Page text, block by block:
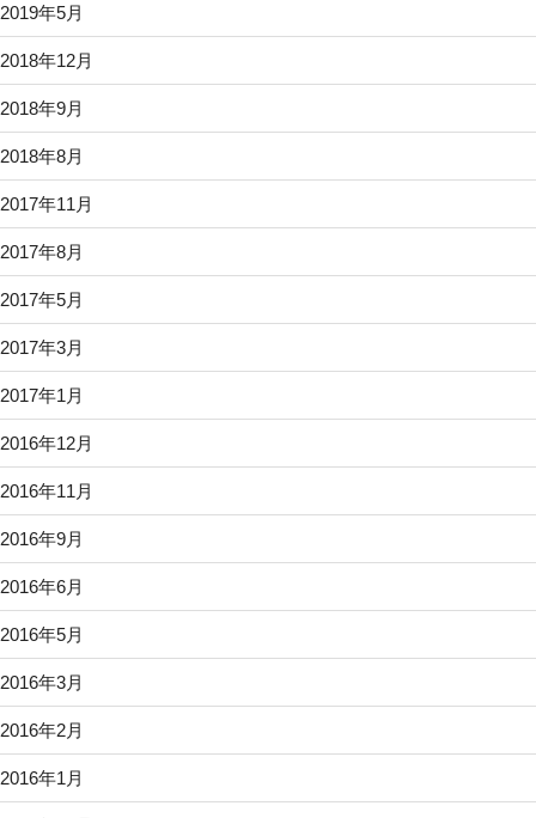
2019年5月
2018年12月
2018年9月
2018年8月
2017年11月
2017年8月
2017年5月
2017年3月
2017年1月
2016年12月
2016年11月
2016年9月
2016年6月
2016年5月
2016年3月
2016年2月
2016年1月